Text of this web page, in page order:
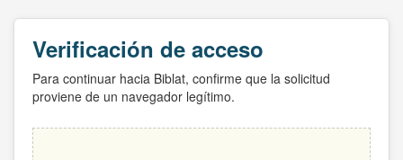
Verificación de acceso
Para continuar hacia Biblat, confirme que la solicitud
proviene de un navegador legítimo.